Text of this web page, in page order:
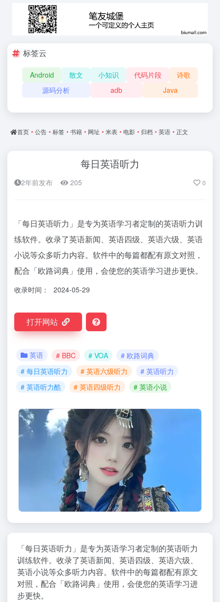
标签云
Android 散文 小知识 代码片段
诗歌
源码分析
adb Java
首页 • 公告 • 标签 • 书籍 • 网址 • 米表 • 电影 • 归档 • 英语 • 正文
每日英语听力
2年前发布 205 0
「每日英语听力」是专为英语学习者定制的英语听力训
练软件。收录了英语新闻、英语四级、英语六级、英语
小说等众多听力内容。软件中的每篇都配有原文对照，
配合「欧路词典」使用，会使您的英语学习进步更快。
收录时间： 2024-05-29
打开网站
英语 # BBC # VOA
# 欧路词典
# 每日英语听力
# 英语六级听力
# 英语听力
# 英语听力酷
# 英语四级听力 # 英语小说
「每日英语听力」是专为英语学习者定制的英语听力
训练软件。收录了英语新闻、英语四级、英语六级、
英语小说等众多听力内容。软件中的每篇都配有原文
对照，配合「欧路词典」使用，会使您的英语学习进
步更快。